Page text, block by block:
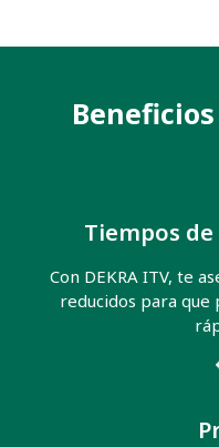
Beneficios
Tiempos de
Con DEKRA ITV, te
reducidos para que